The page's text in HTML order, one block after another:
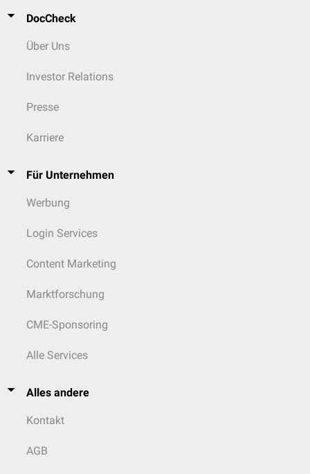
DocCheck
Über Uns
Investor Relations
Presse
Karriere
Für Unternehmen
Werbung
Login Services
Content Marketing
Marktforschung
CME-Sponsoring
Alle Services
Alles andere
Kontakt
AGB